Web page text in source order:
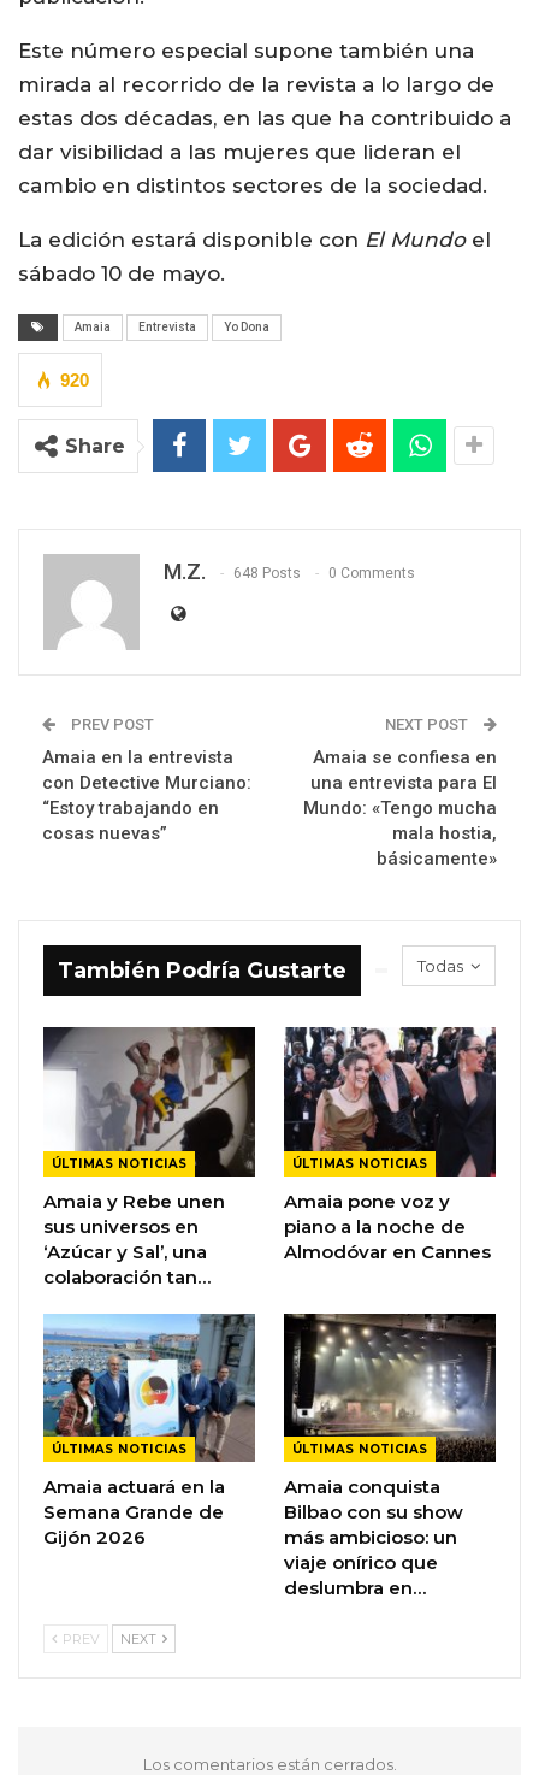
Este número especial supone también una
mirada al recorrido de la revista a lo largo de
estas dos décadas, en las que ha contribuido a
dar visibilidad a las mujeres que lideran el
cambio en distintos sectores de la sociedad.
La edición estará disponible con El Mundoel
sábado 10 de mayo.
Amaia Entrevista Yo Dona
920
Share
M.Z. 648 Posts 0 Comments
PREV POST
Amaia en la entrevista
con Detective Murciano:
“Estoy trabajando en
cosas nuevas”
NEXT POST
Amaia se confiesa en
una entrevista para El
Mundo: «Tengo mucha
mala hostia,
básicamente»
Todas
También Podría Gustarte
ÚLTIMAS NOTICIAS
Amaia y Rebe unen
sus universos en
‘Azúcar y Sal’, una
colaboración tan…
ÚLTIMAS NOTICIAS
Amaia pone voz y
piano a la noche de
Almodóvar en Cannes
ÚLTIMAS NOTICIAS
Amaia actuará en la
Semana Grande de
Gijón 2026
ÚLTIMAS NOTICIAS
Amaia conquista
Bilbao con su show
más ambicioso: un
viaje onírico que
deslumbra en…
PREV NEXT
Los comentarios están cerrados.